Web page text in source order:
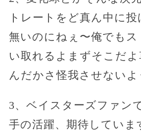
トレートをど真ん中に
無いのにねぇ〜俺でもス
い取れるよまずそこだよ
んだかさ怪我させない
3、ベイスターズファン
手の活躍、期待していま